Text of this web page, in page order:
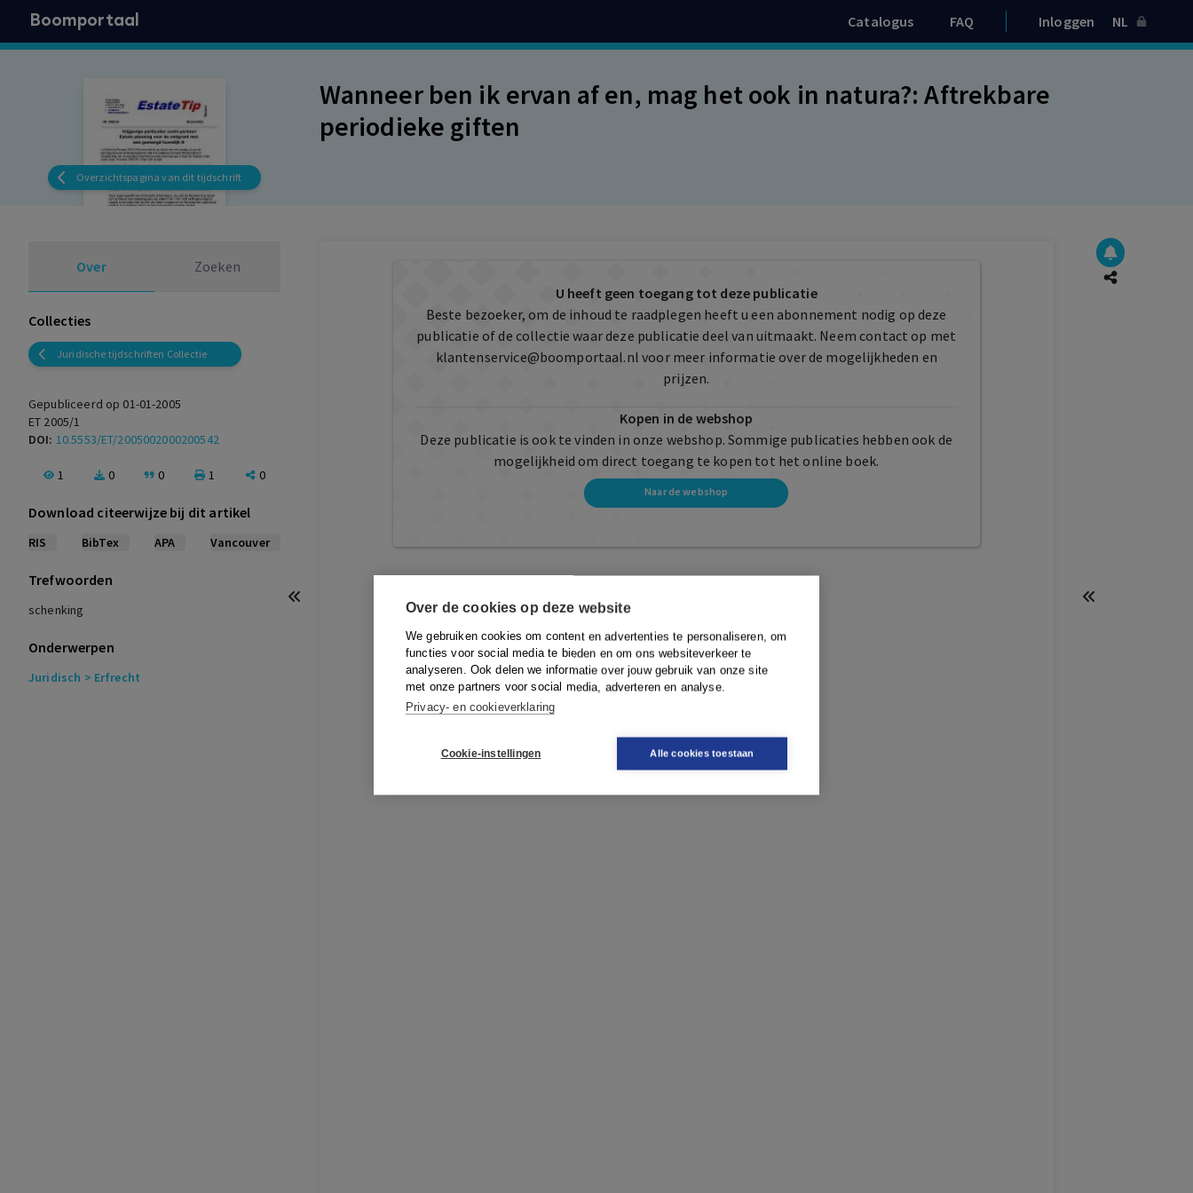
Over de cookies op deze website
We gebruiken cookies om content en advertenties te personaliseren, om
functies voor social media te bieden en om ons websiteverkeer te
analyseren. Ook delen we informatie over jouw gebruik van onze site
met onze partners voor social media, adverteren en analyse.
Privacy- en cookieverklaring
Cookie-instellingen Alle cookies toestaan
Boomportaal Catalogus FAQ Inloggen NL
Overzichtspagina van dit tijdschrift
Wanneer ben ik ervan af en, mag het ook in natura?: Aftrekbare
periodieke giften
Over Zoeken
Collecties
Juridische tijdschriften Collectie
Gepubliceerd op 01-01-2005
ET 2005/1
DOI: 10.5553/ET/2005002000200542
1 0 0 1 0
Download citeerwijze bij dit artikel
RIS BibTex APA Vancouver
Trefwoorden
schenking
Onderwerpen
Juridisch > Erfrecht
U heeft geen toegang tot deze publicatie
Beste bezoeker, om de inhoud te raadplegen heeft u een abonnement nodig op deze
publicatie of de collectie waar deze publicatie deel van uitmaakt. Neem contact op met
klantenservice@boomportaal.nl voor meer informatie over de mogelijkheden en
prijzen.
Kopen in de webshop
Deze publicatie is ook te vinden in onze webshop. Sommige publicaties hebben ook de
mogelijkheid om direct toegang te kopen tot het online boek.
Naar de webshop